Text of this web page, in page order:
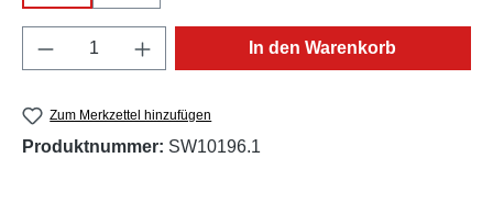
Produkt Anzahl: Gib den gewünschten
In den Warenkorb
Zum Merkzettel hinzufügen
Produktnummer: SW10196.1